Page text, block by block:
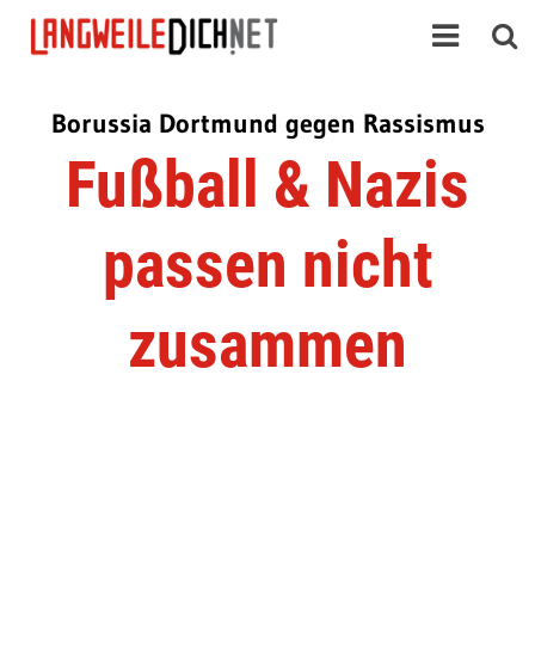
Borussia Dortmund gegen Rassismus
Fußball & Nazis
passen nicht
zusammen